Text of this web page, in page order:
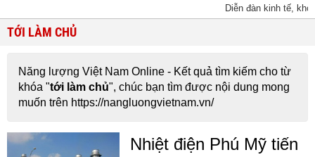
Diễn đàn kinh tế,
TỚI LÀM CHỦ
Năng lượng Việt Nam Online - Kết quả tìm kiếm cho từ
khóa "tới làm chủ", chúc bạn tìm được nội dung mong
muốn trên https://nangluongvietnam.vn/
Nhiệt điện Phú Mỹ tiến